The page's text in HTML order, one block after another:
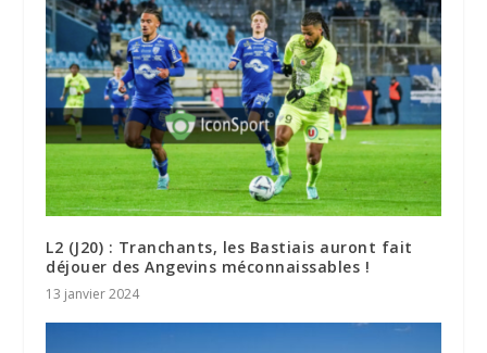
L2 (J20) : Tranchants, les Bastiais auront fait
déjouer des Angevins méconnaissables !
13 janvier 2024